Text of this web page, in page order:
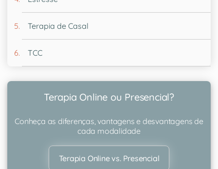
Terapia de Casal
TCC
Terapia Online ou Presencial?
Conheça as diferenças, vantagens e desvantagens de
cada modalidade
Terapia Online vs. Presencial